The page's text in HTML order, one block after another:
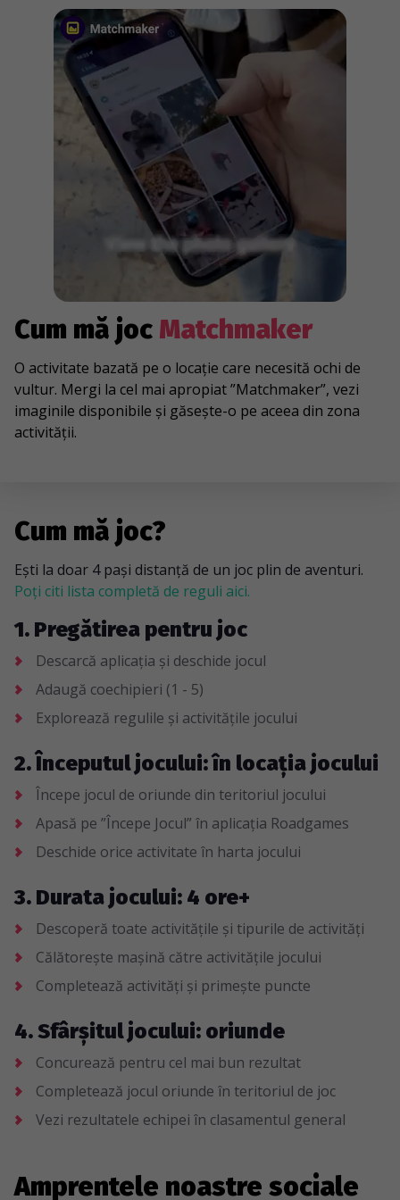
Cum mă joc Matchmaker
O activitate bazată pe o locație care necesită ochi de
vultur. Mergi la cel mai apropiat ”Matchmaker”, vezi
imaginile disponibile și găsește-o pe aceea din zona
activității.
Cum mă joc?
Ești la doar 4 pași distanță de un joc plin de aventuri.
Poți citi lista completă de reguli aici.
1. Pregătirea pentru joc
Descarcă aplicația și deschide jocul
Adaugă coechipieri (1 - 5)
Explorează regulile și activitățile jocului
2. Începutul jocului: în locația jocului
Începe jocul de oriunde din teritoriul jocului
Apasă pe ”Începe Jocul” în aplicația Roadgames
Deschide orice activitate în harta jocului
3. Durata jocului: 4 ore+
Descoperă toate activitățile și tipurile de activități
Călătorește mașină către activitățile jocului
Completează activități și primește puncte
4. Sfârșitul jocului: oriunde
Concurează pentru cel mai bun rezultat
Completează jocul oriunde în teritoriul de joc
Vezi rezultatele echipei în clasamentul general
Amprentele noastre sociale